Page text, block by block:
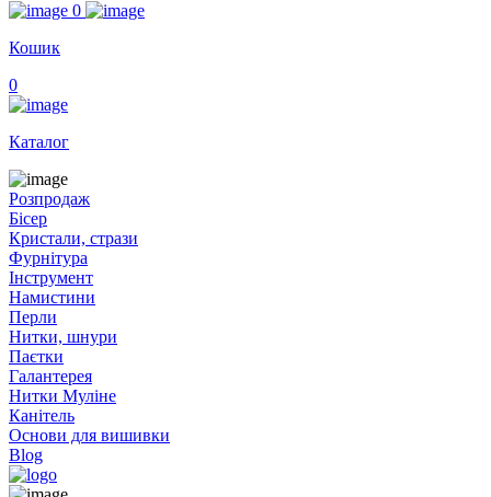
0
Кошик
0
Каталог
Розпродаж
Бісер
Кристали, стрази
Фурнітура
Інструмент
Намистини
Перли
Нитки, шнури
Паєтки
Галантерея
Нитки Муліне
Канітель
Основи для вишивки
Blog